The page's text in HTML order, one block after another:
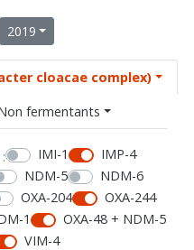
2019
cloacae complex)
fermentants
IMI-1
IMP-4
NDM-5
NDM-6
OXA-204
OXA-244
1
OXA-48 + NDM-5
VIM-4